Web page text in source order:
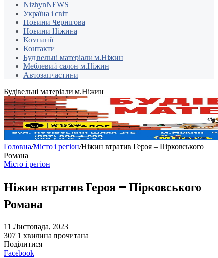
NizhynNEWS
Україна і світ
Новини Чернігова
Новини Ніжина
Компанії
Контакти
Будівельні матеріали м.Ніжин
Меблевий салон м.Ніжин
Автозапчастини
Будівельні матеріали м.Ніжин
Головна/Місто і регіон/Ніжин втратив Героя – Пірковського
Романа
Місто і регіон
Ніжин втратив Героя – Пірковського
Романа
11 Листопада, 2023
307 1 хвилина прочитана
Поділитися
Facebook